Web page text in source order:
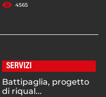
4565
SERVIZI
Battipaglia, progetto
di riqual...